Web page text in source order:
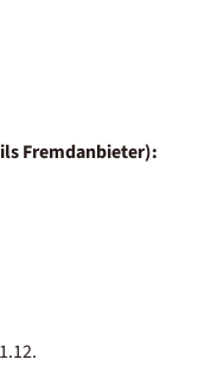
Fremdanbieter):